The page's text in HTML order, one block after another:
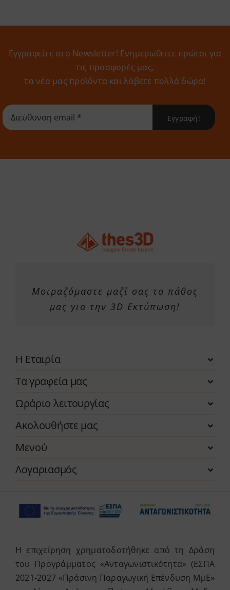
Εγγραφείτε στο Newsletter! Eνημερωθείτε πρώτοι για
τις προσφορές μας,
τα νέα μας προϊόντα και λάβετε πολλά δώρα!
Εγγραφή!
Μοιραζόμαστε μαζί σας το πάθος
μας για την 3D Εκτύπωση!
Η Εταιρία
Τα γραφεία μας
Ωράριο λειτουργίας
Ακολουθήστε μας
Μενού
Λογαριασμός
Η επιχείρηση χρηματοδοτήθηκε από τη Δράση
του Προγράμματος «Ανταγωνιστικότητα» (ΕΣΠΑ
2021-2027 «Πράσινη Παραγωγική Επένδυση ΜμΕ»